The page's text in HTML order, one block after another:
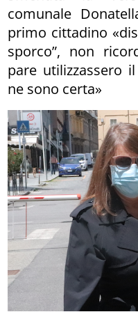
comunale
primo cittadino
sporco”, non
pare utilizzassero
ne sono certa»